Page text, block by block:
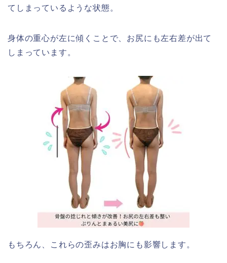
てしまっているような状態。
身体の重心が左に傾くことで、お尻にも左右差が出て
しまっています。
もちろん、これらの歪みはお胸にも影響します。